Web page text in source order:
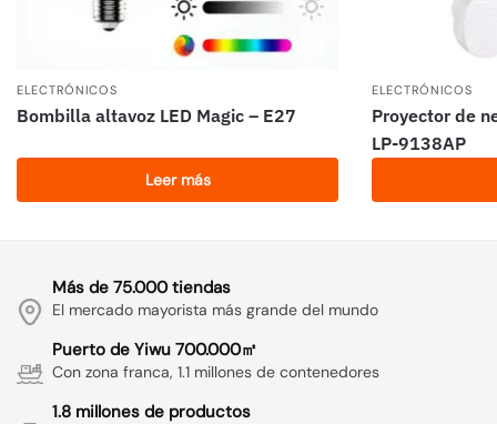
ELECTRÓNICOS
Bombilla altavoz LED Magic – E27
Leer más
ELECTRÓNICOS
Proyector de
LP-9138AP
Más de 75.000 tiendas
El mercado mayorista más grande del mundo
Puerto de Yiwu 700.000㎡
Con zona franca, 1.1 millones de contenedores
1.8 millones de productos